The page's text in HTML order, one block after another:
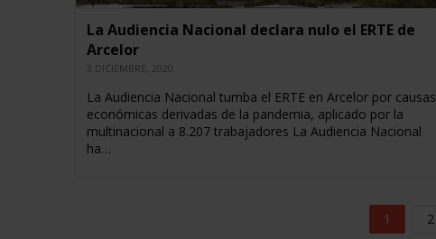
La Audiencia Nacional declara nulo el ERTE de
Arcelor
3 DICIEMBRE, 2020
La Audiencia Nacional tumba el ERTE en Arcelor por causas
económicas derivadas de la pandemia, aplicado por la
multinacional a 8.207 trabajadores La Audiencia Nacional
ha…
1 2